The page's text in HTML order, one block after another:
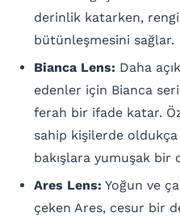
derinlik katarken,
bütünleşmesini sağlar.
Bianca Lens: Daha
edenler için Bianca
ferah bir ifade katar.
sahip kişilerde
bakışlara yumuşak bir
Ares Lens: Yoğun ve
çeken Ares, cesur bir